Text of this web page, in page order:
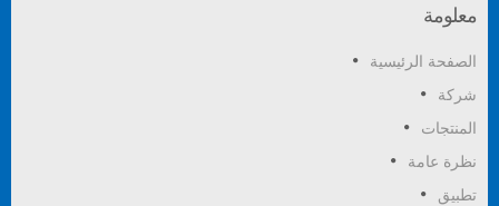
معلومة
الصفحة الرئيسية
شركة
المنتجات
نظرة عامة
تطبيق